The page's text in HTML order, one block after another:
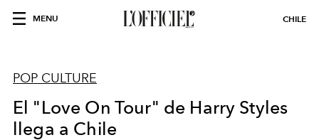
MENU CHILE
POP CULTURE
El "Love On Tour" de Harry Styles
llega a Chile